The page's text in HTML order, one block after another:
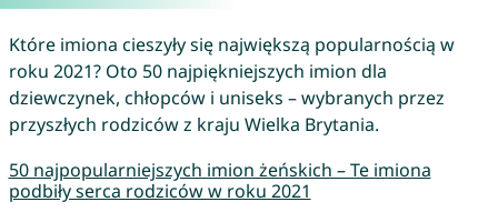
Które imiona cieszyły się największą popularnością w
roku 2021? Oto 50 najpiękniejszych imion dla
dziewczynek, chłopców i uniseks – wybranych przez
przyszłych rodziców z kraju Wielka Brytania.
50 najpopularniejszych imion żeńskich – Te imiona
podbiły serca rodziców w roku 2021